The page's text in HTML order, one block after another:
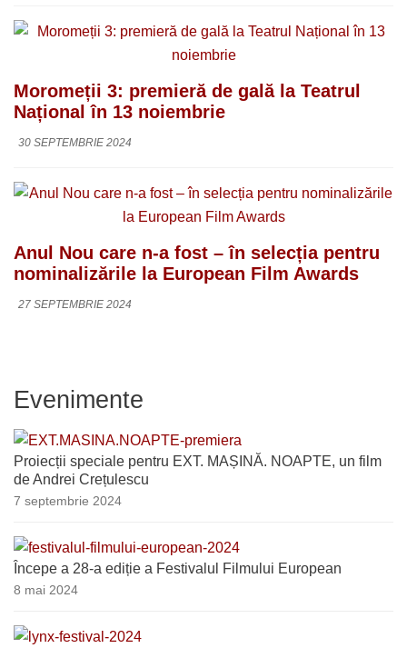
Moromeții 3: premieră de gală la Teatrul
Național în 13 noiembrie
30 SEPTEMBRIE 2024
Anul Nou care n-a fost – în selecția pentru
nominalizările la European Film Awards
27 SEPTEMBRIE 2024
Evenimente
Proiecții speciale pentru EXT. MAȘINĂ. NOAPTE, un film
de Andrei Crețulescu
7 septembrie 2024
Începe a 28-a ediție a Festivalul Filmului European
8 mai 2024